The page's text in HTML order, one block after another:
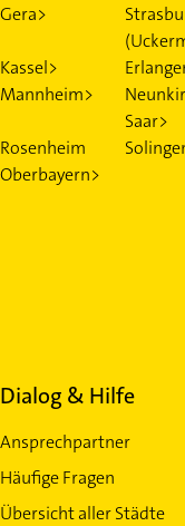
Gera>
Kassel>
Mannheim>
Saar>
Rosenheim
Oberbayern>
Dialog & Hilfe
Ansprechpartner
Häufige Fragen
Übersicht aller Städte